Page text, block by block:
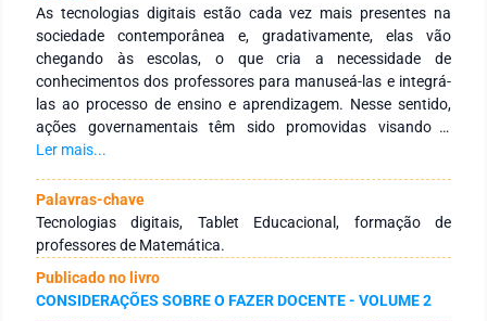
As tecnologias digitais estão cada vez mais presentes na
sociedade contemporânea e, gradativamente, elas vão
chegando às escolas, o que cria a necessidade de
conhecimentos dos professores para manuseá-las e integrá-
las ao processo de ensino e aprendizagem. Nesse sentido,
ações governamentais têm sido promovidas visando à
inserção de tais tecnologias nas escolas públicas, um
professores do Ensino Médio. Este estudo, um recorte de um
trabalho de conclusão de curso de especialização, tem como
objetivo refletir acerca da relevância da formação de uma
professora de Matemática para a utilização do Tablet
Educacional em sua prática docente. Baseado na abordagem
qualitativa, o campo da pesquisa ocorreu partir da
Ler mais...
Palavras-chave
Tecnologias digitais, Tablet Educacional, formação de
professores de Matemática.
Publicado no livro
CONSIDERAÇÕES SOBRE O FAZER DOCENTE - VOLUME 2